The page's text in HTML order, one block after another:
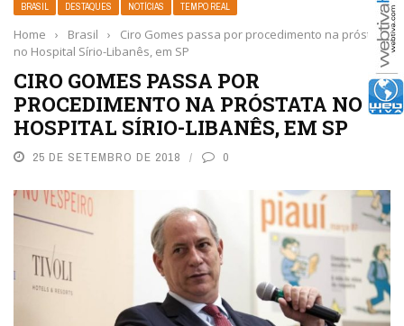
BRASIL DESTAQUES NOTÍCIAS TEMPO REAL
Home › Brasil ›
Ciro Gomes passa por procedimento na próstata
no Hospital Sírio-Libanês, em SP
CIRO GOMES PASSA POR
PROCEDIMENTO NA PRÓSTATA NO
HOSPITAL SÍRIO-LIBANÊS, EM SP
25 DE SETEMBRO DE 2018 0